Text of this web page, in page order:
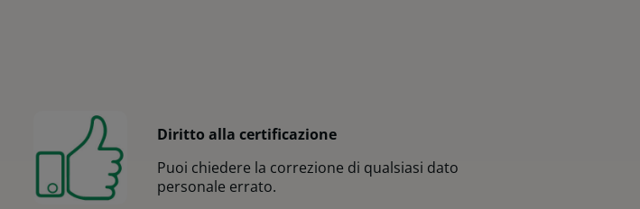
Diritto alla certificazione
Puoi chiedere la correzione di qualsiasi dato
personale errato.